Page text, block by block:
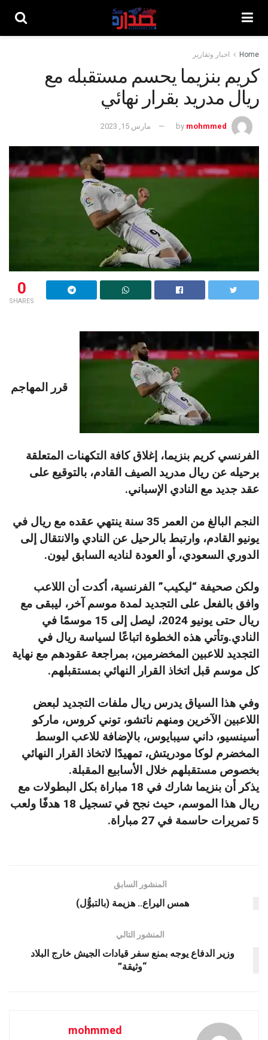
Home اخبار وتقارير
كريم بنزيما يحسم مستقبله مع
ريال مدريد بقرار نهائي
by mohmmed مارس 15, 2023
0
SHARES
قرر المهاجم
الفرنسي كريم بنزيما، إغلاق كافة التكهنات المتعلقة
برحيله عن ريال مدريد الصيف القادم، بالتوقيع على
عقد جديد مع النادي الإسباني.
النجم البالغ من العمر 35 سنة ينتهي عقده مع ريال في
يونيو القادم، وارتبط بالرحيل عن النادي والانتقال إلى
الدوري السعودي، أو العودة لناديه السابق ليون.
ولكن صحيفة “ليكيب” الفرنسية، أكدت أن اللاعب
وافق بالفعل على التجديد لمدة موسم آخر، ليبقى مع
ريال حتى يونيو 2024، ليصل إلى 15 موسمًا في
النادي.وتأتي هذه الخطوة اتباعًا لسياسة ريال في
التجديد للاعبين المخضرمين، بمراجعة عقودهم مع نهاية
كل موسم قبل اتخاذ القرار النهائي بمستقبلهم.
وفي هذا السياق يدرس ريال ملفات التجديد لبعض
اللاعبين الآخرين ومنهم ناتشو، توني كروس، ماركو
أسينسيو، داني سيبايوس، بالإضافة للاعب الوسط
المخضرم لوكا مودريتش، تمهيدًا لاتخاذ القرار النهائي
بخصوص مستقبلهم خلال الأسابيع المقبلة.
يذكر أن بنزيما شارك في 18 مباراة بكل البطولات مع
ريال هذا الموسم، حيث نجح في تسجيل 18 هدفًا ولعب
5 تمريرات حاسمة في 27 مباراة.
المنشور السابق
همس اليراع.. هزيمة (بالتبوُّل)
المنشور التالي
وزير الدفاع يوجه بمنع سفر قيادات الجيش خارج البلاد
“وثيقة”
mohmmed